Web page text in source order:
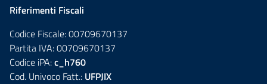
Riferimenti Fiscali
Codice Fiscale: 00709670137
Partita IVA: 00709670137
Codice iPA:c_h760
Cod. Univoco Fatt.: UFPJIX